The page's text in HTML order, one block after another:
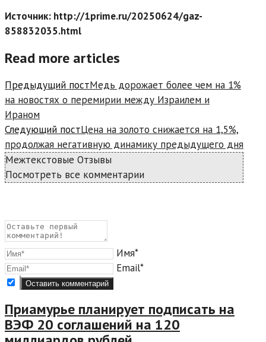
Источник: http://1prime.ru/20250624/gaz-
858832035.html
Read more articles
Предыдущий постМедь дорожает более чем на 1%
на новостях о перемирии между Израилем и
Ираном
Следующий постЦена на золото снижается на 1,5%,
продолжая негативную динамику предыдущего дня
Межтекстовые Отзывы
Посмотреть все комментарии
Имя*
Email*
Приамурье планирует подписать на
ВЭФ 20 соглашений на 120